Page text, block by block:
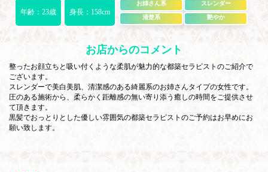
年齢：23歳 身長：158cm
お姉さん系 スレンダー
清楚系 艶やか
お店からのコメント
整ったお顔立ちと吸い付くような柔肌が魅力的な都築セラピストのご紹介で
ございます。
スレンダーで美白美肌、清潔感のある綺麗系のお姉さんタイプの女性です。
圧のある施術から、柔らかく距離感の無い寄り添う癒しの時間をご提供させ
て頂きます。
黒髪でおっとりとした優しい雰囲気の都築セラピストのご予約はお早めにお
願い致します。